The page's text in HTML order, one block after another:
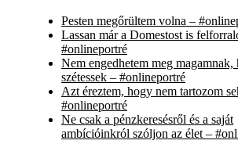
Pesten megőrültem volna –
Lassan már a Domestost is
#onlineportré
Nem engedhetem meg magamnak,
szétessek – #onlineportré
Azt éreztem, hogy nem tartozom
#onlineportré
Ne csak a pénzkeresésről és a saját
ambícióinkról szóljon az élet –